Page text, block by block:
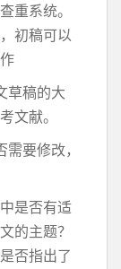
重系统。
初稿可以
草稿的大
文献。
要修改，
是否有适
的主题？
否指出了